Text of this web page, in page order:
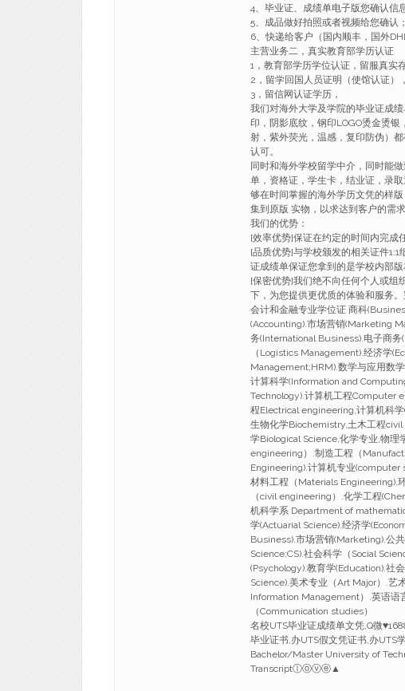
4、毕业证、成绩单电子版您确认信
5、成品做好拍照或者视频给您确认；
6、快递给客户（国内顺丰，国外
主营业务二，真实教育部学历认证
1，教育部学历学位认证，留服真实
2，留学回国人员证明（使馆认证）
3，留信网认证学历，
我们对海外大学及学院的毕业证成
印，阴影底纹，钢印LOGO烫金烫
射，紫外荧光，温感，复印防伪）
认可。
同时和海外学校留学中介，同时能
单，资格证，学生卡，结业证，录
够在时间掌握的海外学历文凭的样
集到原版 实物，以求达到客户的需求
我们的优势：
[效率优势]保证在约定的时间内完成
[品质优势]与学校颁发的相关证件
证成绩单保证您拿到的是学校内部版
[保密优势]我们绝不向任何个人或组
下，为您提供更优质的体验和服务
会计和金融专业学位证 商科
(Accounting).市场营销(Marketing
务(International Business).电子商
（Logistics Management).经济学
Management;HRM).数学与应用数
计算科学(Information and
Technology).计算机工程Computer
程Electrical engineering,计算机科
生物化学Biochemistry,土木工程
学Biological Science,化学专业,物
engineering）.制造工程（
Engineering).计算机专业(computer
材料工程（Materials Engineering).
（civil engineering）.化学工程
机科学系 Department of
学(Actuarial Science).经济学
Business).市场营销(Marketing).公
Science;CS).社会科学（Social
(Psychology).教育学(Education).社
Science).美术专业（Art Major）.艺
Information Management）.英语
（Communication studies）
名校UTS毕业证成绩单文凭,Q微
毕业证书,办UTS假文凭证书,办UTS
Bachelor/Master University of
Transcriptⓛⓞⓥⓔ▲